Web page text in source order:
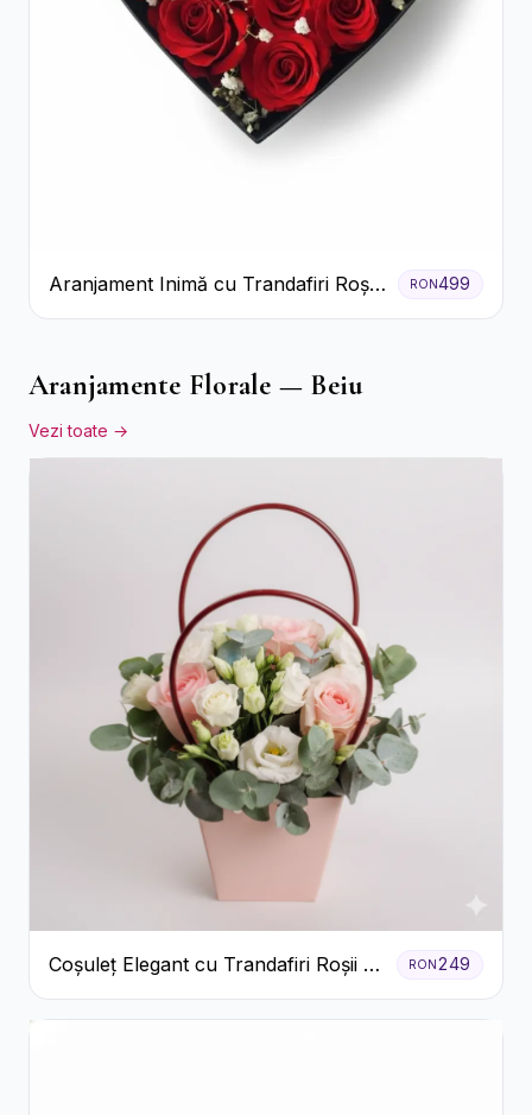
Aranjament Inimă cu Trandafiri Roșii
și Floarea Miresei
RON499
Aranjamente Florale — Beiu
Vezi toate →
Coșuleț Elegant cu Trandafiri Roșii și
Lisianthus Alb
RON249